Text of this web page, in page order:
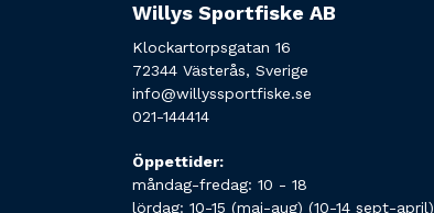
Willys Sportfiske AB
Klockartorpsgatan 16
72344 Västerås, Sverige
info@willyssportfiske.se
021-144414
Öppettider:
måndag-fredag: 10 - 18
lördag: 10-15 (maj-aug) (10-14 sept-april)